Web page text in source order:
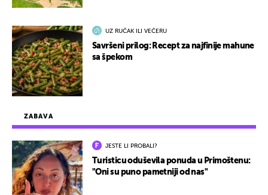
ZABAVA
JESTE LI PROBALI?
Turisticu oduševila ponuda u Primoštenu:
"Oni su puno pametniji od nas"
UZ RUČAK ILI VEČERU
Savršeni prilog: Recept za najfinije mahune
sa špekom